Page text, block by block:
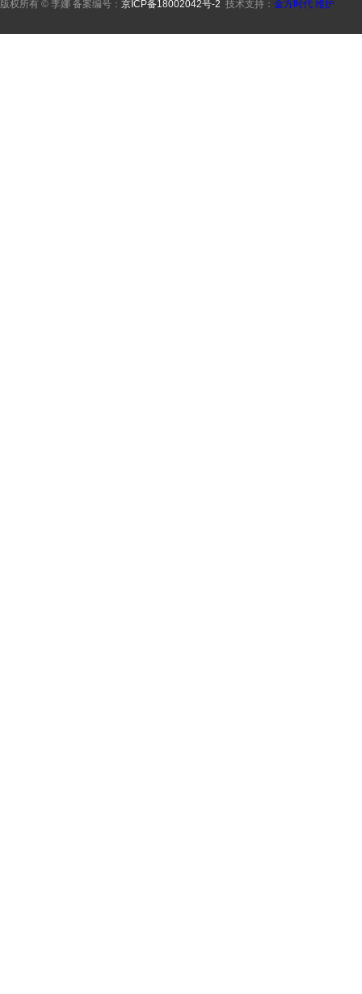
版权所有 © 李娜 备案编号： 京ICP备18002042号-2 技术支持： 金方时代 维护